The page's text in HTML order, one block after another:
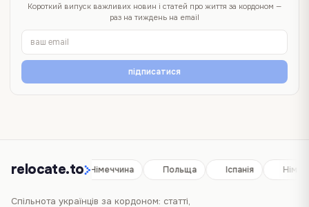
Короткий випуск важливих новин і статей про життя за кордоном —
раз на тиждень на email
підписатися
relocate.to
Іспанія Німеччина Польща Іспанія
Спільнота українців за кордоном: статті,